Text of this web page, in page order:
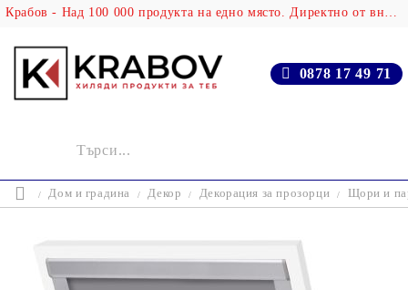
Крабов - Над 100 000 продукта на едно място. Директно от вносителя!
0878 17 49 71
Дом и градина Декор Декорация за прозорци Щори и